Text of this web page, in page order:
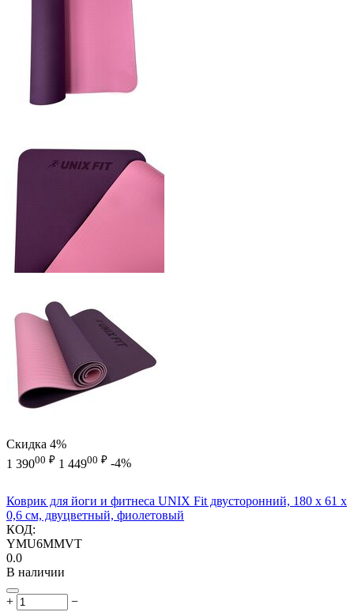
Скидка 4%
1 39000 ₽ 1 44900 ₽ -4%
Коврик для йоги и фитнеса UNIX Fit двусторонний, 180 х 61 х
0,6 см, двуцветный, фиолетовый
КОД:
YMU6MMVT
0.0
В наличии
+ −